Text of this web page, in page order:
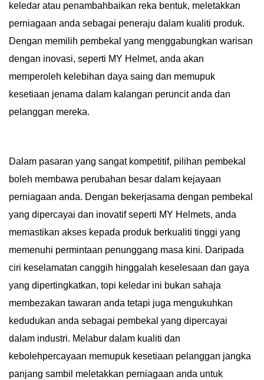
keledar atau penambahbaikan reka bentuk, meletakkan
perniagaan anda sebagai peneraju dalam kualiti produk.
Dengan memilih pembekal yang menggabungkan warisan
dengan inovasi, seperti MY Helmet, anda akan
memperoleh kelebihan daya saing dan memupuk
kesetiaan jenama dalam kalangan peruncit anda dan
pelanggan mereka.
Dalam pasaran yang sangat kompetitif, pilihan pembekal
boleh membawa perubahan besar dalam kejayaan
perniagaan anda. Dengan bekerjasama dengan pembekal
yang dipercayai dan inovatif seperti MY Helmets, anda
memastikan akses kepada produk berkualiti tinggi yang
memenuhi permintaan penunggang masa kini. Daripada
ciri keselamatan canggih hinggalah keselesaan dan gaya
yang dipertingkatkan, topi keledar ini bukan sahaja
membezakan tawaran anda tetapi juga mengukuhkan
kedudukan anda sebagai pembekal yang dipercayai
dalam industri. Melabur dalam kualiti dan
kebolehpercayaan memupuk kesetiaan pelanggan jangka
panjang sambil meletakkan perniagaan anda untuk